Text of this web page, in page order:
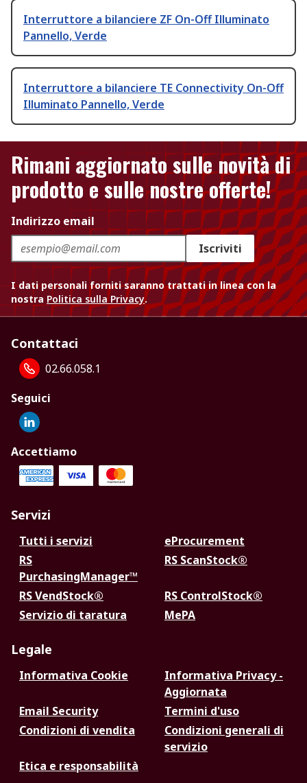
Interruttore a bilanciere ZF On-Off Illuminato
Pannello, Verde
Interruttore a bilanciere TE Connectivity On-Off
Illuminato Pannello, Verde
Rimani aggiornato sulle novità di
prodotto e sulle nostre offerte!
Indirizzo email
Iscriviti
I dati personali forniti saranno trattati in linea con la
nostra Politica sulla Privacy.
Contattaci
02.66.058.1
Seguici
Accettiamo
Servizi
Tutti i servizi
eProcurement
RS
PurchasingManager™
RS ScanStock®
RS VendStock®
RS ControlStock®
Servizio di taratura
MePA
Legale
Informativa Cookie
Informativa Privacy -
Aggiornata
Email Security
Termini d'uso
Condizioni di vendita
Condizioni generali di
servizio
Etica e responsabilità